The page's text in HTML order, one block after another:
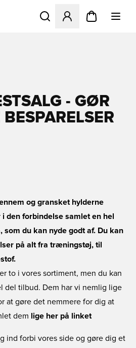
Åbner en Modal til at
- GØR
BESPARELSER
og gransket hylderne
den forbindelse samlet en hel
som du kan nyde godt af. Du kan
på alt fra træningstøj, til
to i vores sortiment, men du kan
del tilbud. Dem har vi nemlig lige
at gøre det nemmere for dig at
dem
lige her på linket
ind forbi vores side og gøre dig et